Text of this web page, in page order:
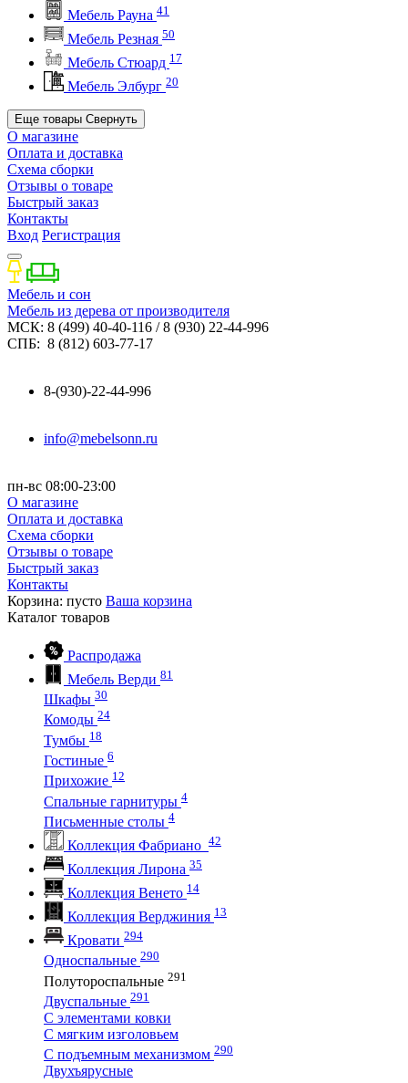
Мебель Рауна 41
Мебель Резная 50
Мебель Стюард 17
Мебель Элбург 20
Еще товары Свернуть
О магазине
Оплата и доставка
Схема сборки
Отзывы о товаре
Быстрый заказ
Контакты
Вход Регистрация
Мебель и сон
Мебель из дерева от производителя
МСК: 8 (499) 40-40-116 / 8 (930) 22-44-996
СПБ: 8 (812) 603-77-17
8-(930)-22-44-996
info@mebelsonn.ru
пн-вс 08:00-23:00
О магазине
Оплата и доставка
Схема сборки
Отзывы о товаре
Быстрый заказ
Контакты
Корзина: пусто Ваша корзина
Каталог товаров
Распродажа
Мебель Верди 81
Шкафы 30
Комоды 24
Тумбы 18
Гостиные 6
Прихожие 12
Спальные гарнитуры 4
Письменные столы 4
Коллекция Фабриано 42
Коллекция Лирона 35
Коллекция Венето 14
Коллекция Верджиния 13
Кровати 294
Односпальные 290
Полутороспальные 291
Двуспальные 291
С элементами ковки
С мягким изголовьем
С подъемным механизмом 290
Двухъярусные